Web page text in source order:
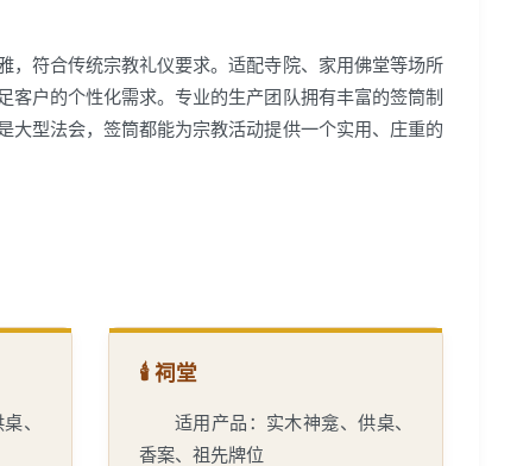
，符合传统宗教礼仪要求。适配寺院、家用佛堂等场所
户的个性化需求。专业的生产团队拥有丰富的签筒制
型法会，签筒都能为宗教活动提供一个实用、庄重的
、
🕯️ 祠堂
适用产品：实木神龛、供桌、
香案、祖先牌位